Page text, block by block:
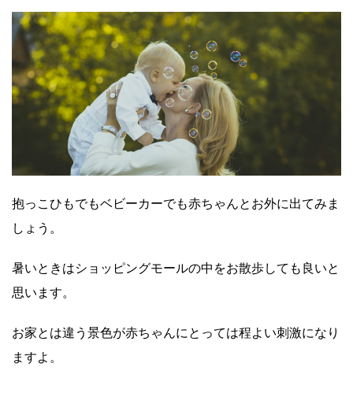
抱っこひもでもベビーカーでも赤ちゃんとお外に出てみま
しょう。
暑いときはショッピングモールの中をお散歩しても良いと
思います。
お家とは違う景色が赤ちゃんにとっては程よい刺激になり
ますよ。